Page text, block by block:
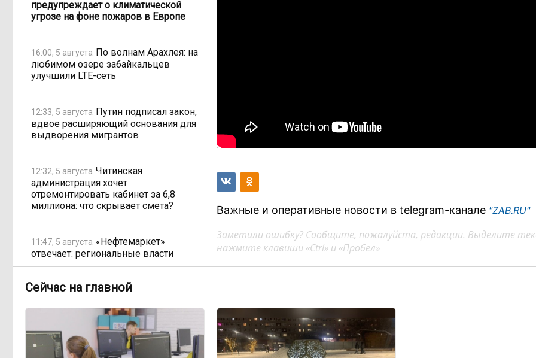
предупреждает о климатической
угрозе на фоне пожаров в Европе
16:00, 5 августа По волнам Арахлея: на
любимом озере забайкальцев
улучшили LTE-сеть
12:33, 5 августа Путин подписал закон,
вдвое расширяющий основания для
выдворения мигрантов
12:32, 5 августа Читинская
администрация хочет
отремонтировать кабинет за 6,8
миллиона: что скрывает смета?
11:47, 5 августа «Нефтемаркет»
отвечает: региональные власти
неточно изложили ситуацию с
Учителя в Забайкалье
получают почти вдвое больше, чем
в среднем по стране
Важные и оперативные новости в telegram-канале "ZAB.RU"
Заметили ошибку? Сообщите, пожалуйста, редакции. Выделите
нажмите клавиши «Ctrl» и «Пробел»
Сейчас на главной